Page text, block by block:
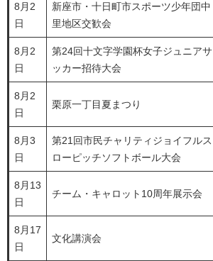
8月2
日
新座市・十日町市スポーツ少年団中
里地区交歓会
8月2
日
第24回十文字学園杯女子ジュニアサ
ッカー招待大会
8月2
日
栗原一丁目夏まつり
8月3
日
第21回市民チャリティジョイフルス
ローピッチソフトボール大会
8月13
日
チーム・キャロット10周年展示会
8月17
日
文化講演会